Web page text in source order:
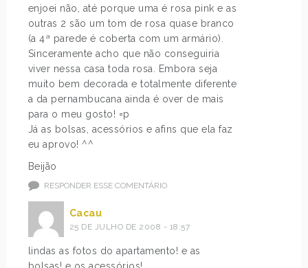
enjoei não, até porque uma é rosa pink e as
outras 2 são um tom de rosa quase branco
(a 4ª parede é coberta com um armário).
Sinceramente acho que não conseguiria
viver nessa casa toda rosa. Embora seja
muito bem decorada e totalmente diferente
a da pernambucana ainda é over de mais
para o meu gosto! =p
Já as bolsas, acessórios e afins que ela faz
eu aprovo! ^^
Beijão
RESPONDER ESSE COMENTÁRIO
Cacau
25 DE JULHO DE 2008 - 18:57
lindas as fotos do apartamento! e as